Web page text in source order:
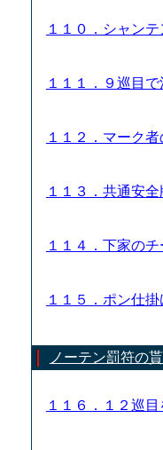
１１０．シャン
１１１．９巡目
１１２．マーク
１１３．共通安
１１４．下家の
１１５．ポン仕
ノーテン罰符の
１１６．１２巡